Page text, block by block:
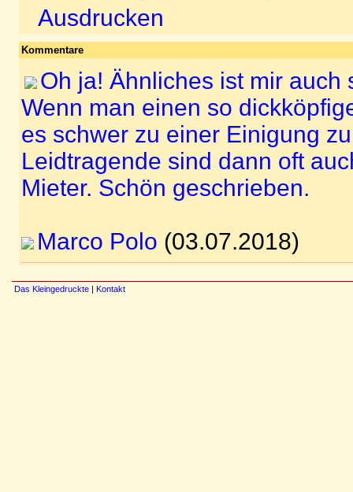
Ausdrucken
Kommentare
Oh ja! Ähnliches ist mir auch
Wenn man einen so
es schwer zu einer Einigung
Leidtragende sind dann oft
Mieter. Schön geschrieben.
Marco Polo (03.07.2018)
Das Kleingedruckte | Kontakt